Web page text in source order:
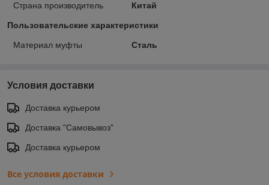
Страна производитель
Китай
Пользовательские характеристики
Материал муфты Сталь
Условия доставки
Доставка курьером
Доставка "Самовывоз"
Доставка курьером
Все условия доставки